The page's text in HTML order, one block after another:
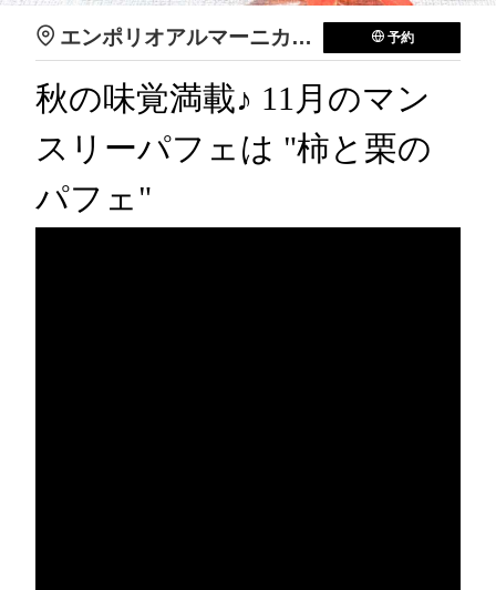
エンポリオアルマーニカフェ 心斎橋パルコ店
秋の味覚満載♪ 11月のマン
スリーパフェは "柿と栗の
パフェ"
予約